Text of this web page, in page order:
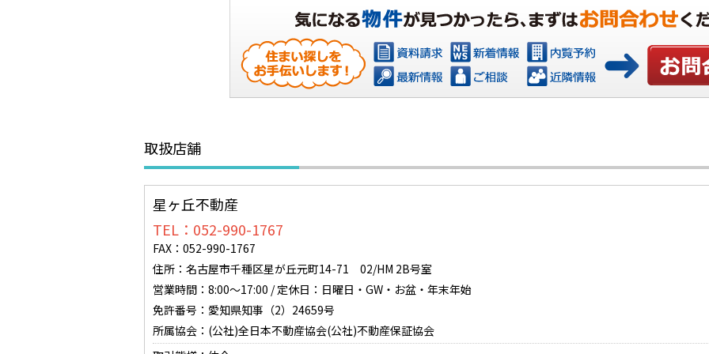
取扱店舗
星ヶ丘不動産
TEL：052-990-1767
FAX：052-990-1767
住所：名古屋市千種区星が丘元町14-71 02/HM 2B号室
営業時間：8:00～17:00 / 定休日：日曜日・GW・お盆・年末年始
免許番号：愛知県知事（2）24659号
所属協会：(公社)全日本不動産協会(公社)不動産保証協会